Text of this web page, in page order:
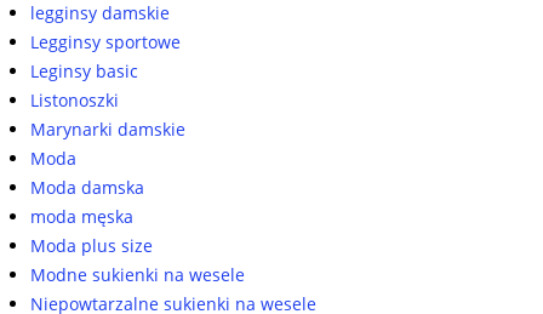
legginsy damskie
Legginsy sportowe
Leginsy basic
Listonoszki
Marynarki damskie
Moda
Moda damska
moda męska
Moda plus size
Modne sukienki na wesele
Niepowtarzalne sukienki na wesele